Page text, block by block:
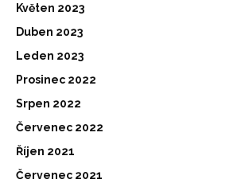
Květen 2023
Duben 2023
Leden 2023
Prosinec 2022
Srpen 2022
Červenec 2022
Říjen 2021
Červenec 2021